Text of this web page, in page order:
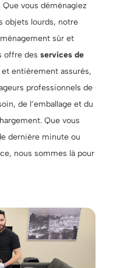
vous déménagiez
objets lourds, notre
sûr et
offre des services de
et entièrement assurés,
professionnels de
de l’emballage et du
Que vous
dernière minute ou
nous sommes là pour